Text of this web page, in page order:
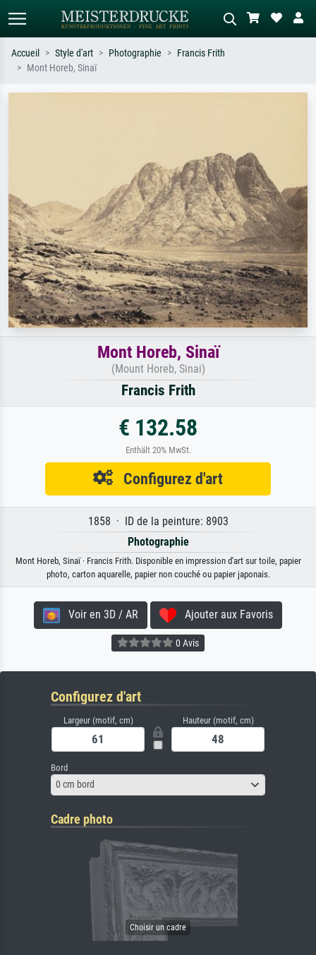
Accueil Style d'art Photographie
Francis Frith
Mont Horeb, Sinaï
Mont Horeb, Sinaï
(Mount Horeb, Sinai)
Francis Frith
€ 132.58
Enthält 20% MwSt.
Configurez d'art
1858 · ID de la peinture: 8903
Photographie
Mont Horeb, Sinaï · Francis Frith. Disponible en impression d'art sur toile, papier
photo, carton aquarelle, papier non couché ou papier japonais.
Voir en 3D / AR Ajouter aux Favoris
0 Avis
Configurez d'art
Largeur (motif, cm) Hauteur (motif, cm)
Bord
0 cm bord
Cadre photo